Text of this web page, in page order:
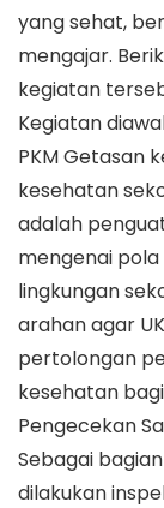
yang sehat,
mengajar.
kegiatan
Kegiatan
PKM Getasan
kesehatan
adalah
mengenai pola
lingkungan
arahan agar
pertolongan
kesehatan
Pengecekan
Sebagai
dilakukan